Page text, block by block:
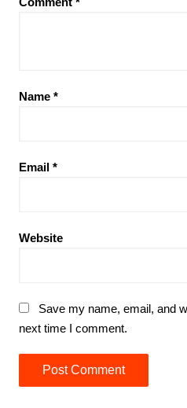
Name *
Email *
Website
Save my name, email, and
next time I comment.